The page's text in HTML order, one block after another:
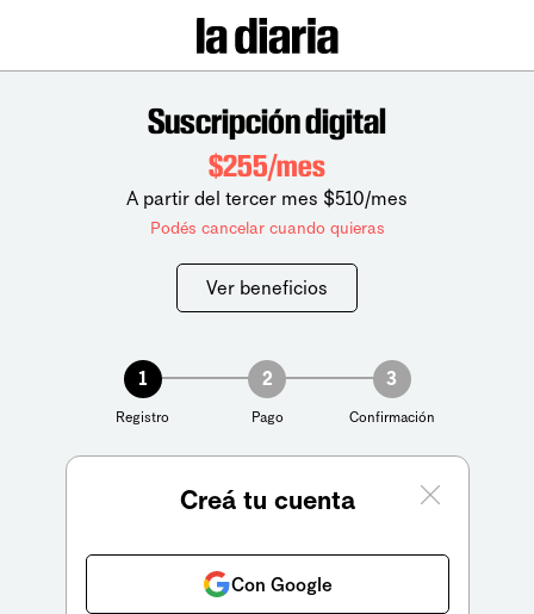
Suscripción digital
$255/mes
A partir del tercer mes $510/mes
Podés cancelar cuando quieras
Ver beneficios
1
Registro
2
Pago
3
Confirmación
Creá tu cuenta
Con Google